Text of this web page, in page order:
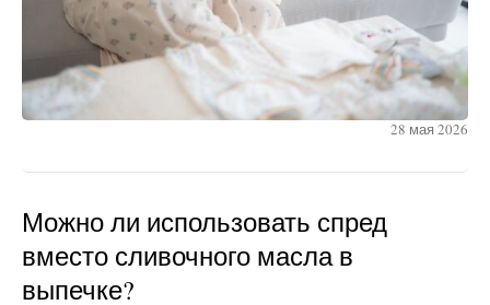
28 мая 2026
Можно ли использовать спред
вместо сливочного масла в
выпечке?